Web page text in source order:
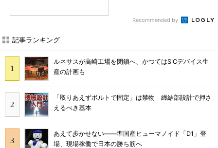
Recommended by
記事ランキング
ルネサスが高崎工場を閉鎖へ、かつてはSiCデバイス生
産の計画も
「取りあえずボルトで固定」は禁物 締結部設計で押さ
えるべき基本
あえて歩かせない――準国産ヒューマノイド「D1」登
場、現場稼働で日本の勝ち筋へ